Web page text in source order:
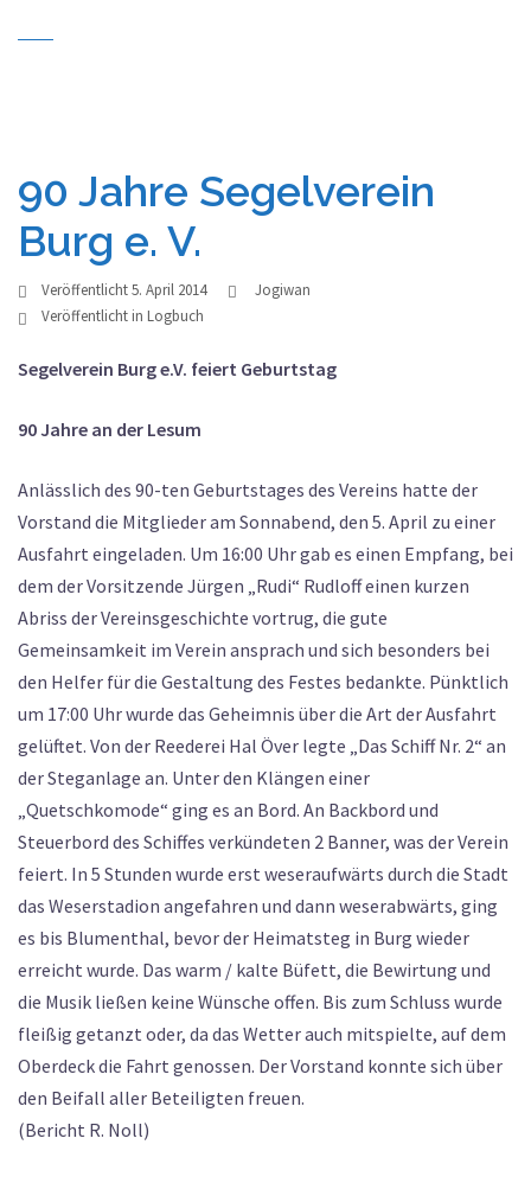
90 Jahre Segelverein
Burg e. V.
Veröffentlicht5. April 2014
Jogiwan
Veröffentlicht in Logbuch
Segelverein Burg e.V. feiert Geburtstag
90 Jahre an der Lesum
Anlässlich des 90-ten Geburtstages des Vereins hatte der
Vorstand die Mitglieder am Sonnabend, den 5. April zu einer
Ausfahrt eingeladen. Um 16:00 Uhr gab es einen Empfang, bei
dem der Vorsitzende Jürgen „Rudi“ Rudloff einen kurzen
Abriss der Vereinsgeschichte vortrug, die gute
Gemeinsamkeit im Verein ansprach und sich besonders bei
den Helfer für die Gestaltung des Festes bedankte. Pünktlich
um 17:00 Uhr wurde das Geheimnis über die Art der Ausfahrt
gelüftet. Von der Reederei Hal Över legte „Das Schiff Nr. 2“ an
der Steganlage an. Unter den Klängen einer
„Quetschkomode“ ging es an Bord. An Backbord und
Steuerbord des Schiffes verkündeten 2 Banner, was der Verein
feiert. In 5 Stunden wurde erst weseraufwärts durch die Stadt
das Weserstadion angefahren und dann weserabwärts, ging
es bis Blumenthal, bevor der Heimatsteg in Burg wieder
erreicht wurde. Das warm / kalte Büfett, die Bewirtung und
die Musik ließen keine Wünsche offen. Bis zum Schluss wurde
fleißig getanzt oder, da das Wetter auch mitspielte, auf dem
Oberdeck die Fahrt genossen. Der Vorstand konnte sich über
den Beifall aller Beteiligten freuen.
(Bericht R. Noll)